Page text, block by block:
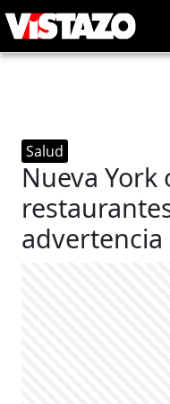
Salud
Nueva York
advertencia